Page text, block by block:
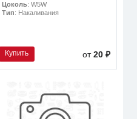
Цоколь: W5W
Тип: Накаливания
Купить от20 ₽